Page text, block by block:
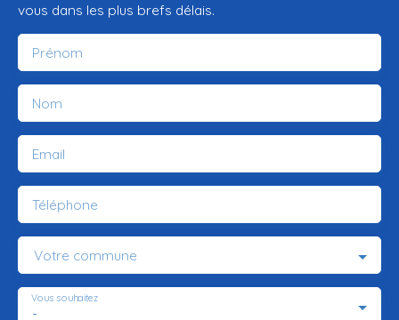
vous dans les plus brefs délais.
Prénom
Nom
Email
Téléphone
Votre commune
-
Vous souhaitez